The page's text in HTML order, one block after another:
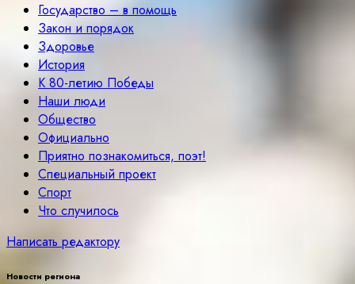
Государство – в помощь
Закон и порядок
Здоровье
История
К 80-летию Победы
Наши люди
Общество
Официально
Приятно познакомиться, поэт!
Специальный проект
Спорт
Что случилось
Написать редактору
Новости региона